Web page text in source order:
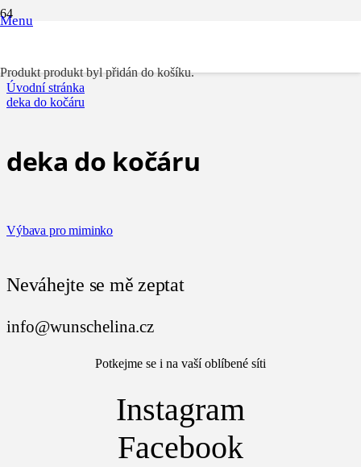
Menu
Produktprodukt byl přidán do košíku.
Úvodní stránka
deka do kočáru
deka do kočáru
Výbava pro miminko
Neváhejte se mě zeptat
info@wunschelina.cz
Potkejme se i na vaší oblíbené síti
Instagram
Facebook